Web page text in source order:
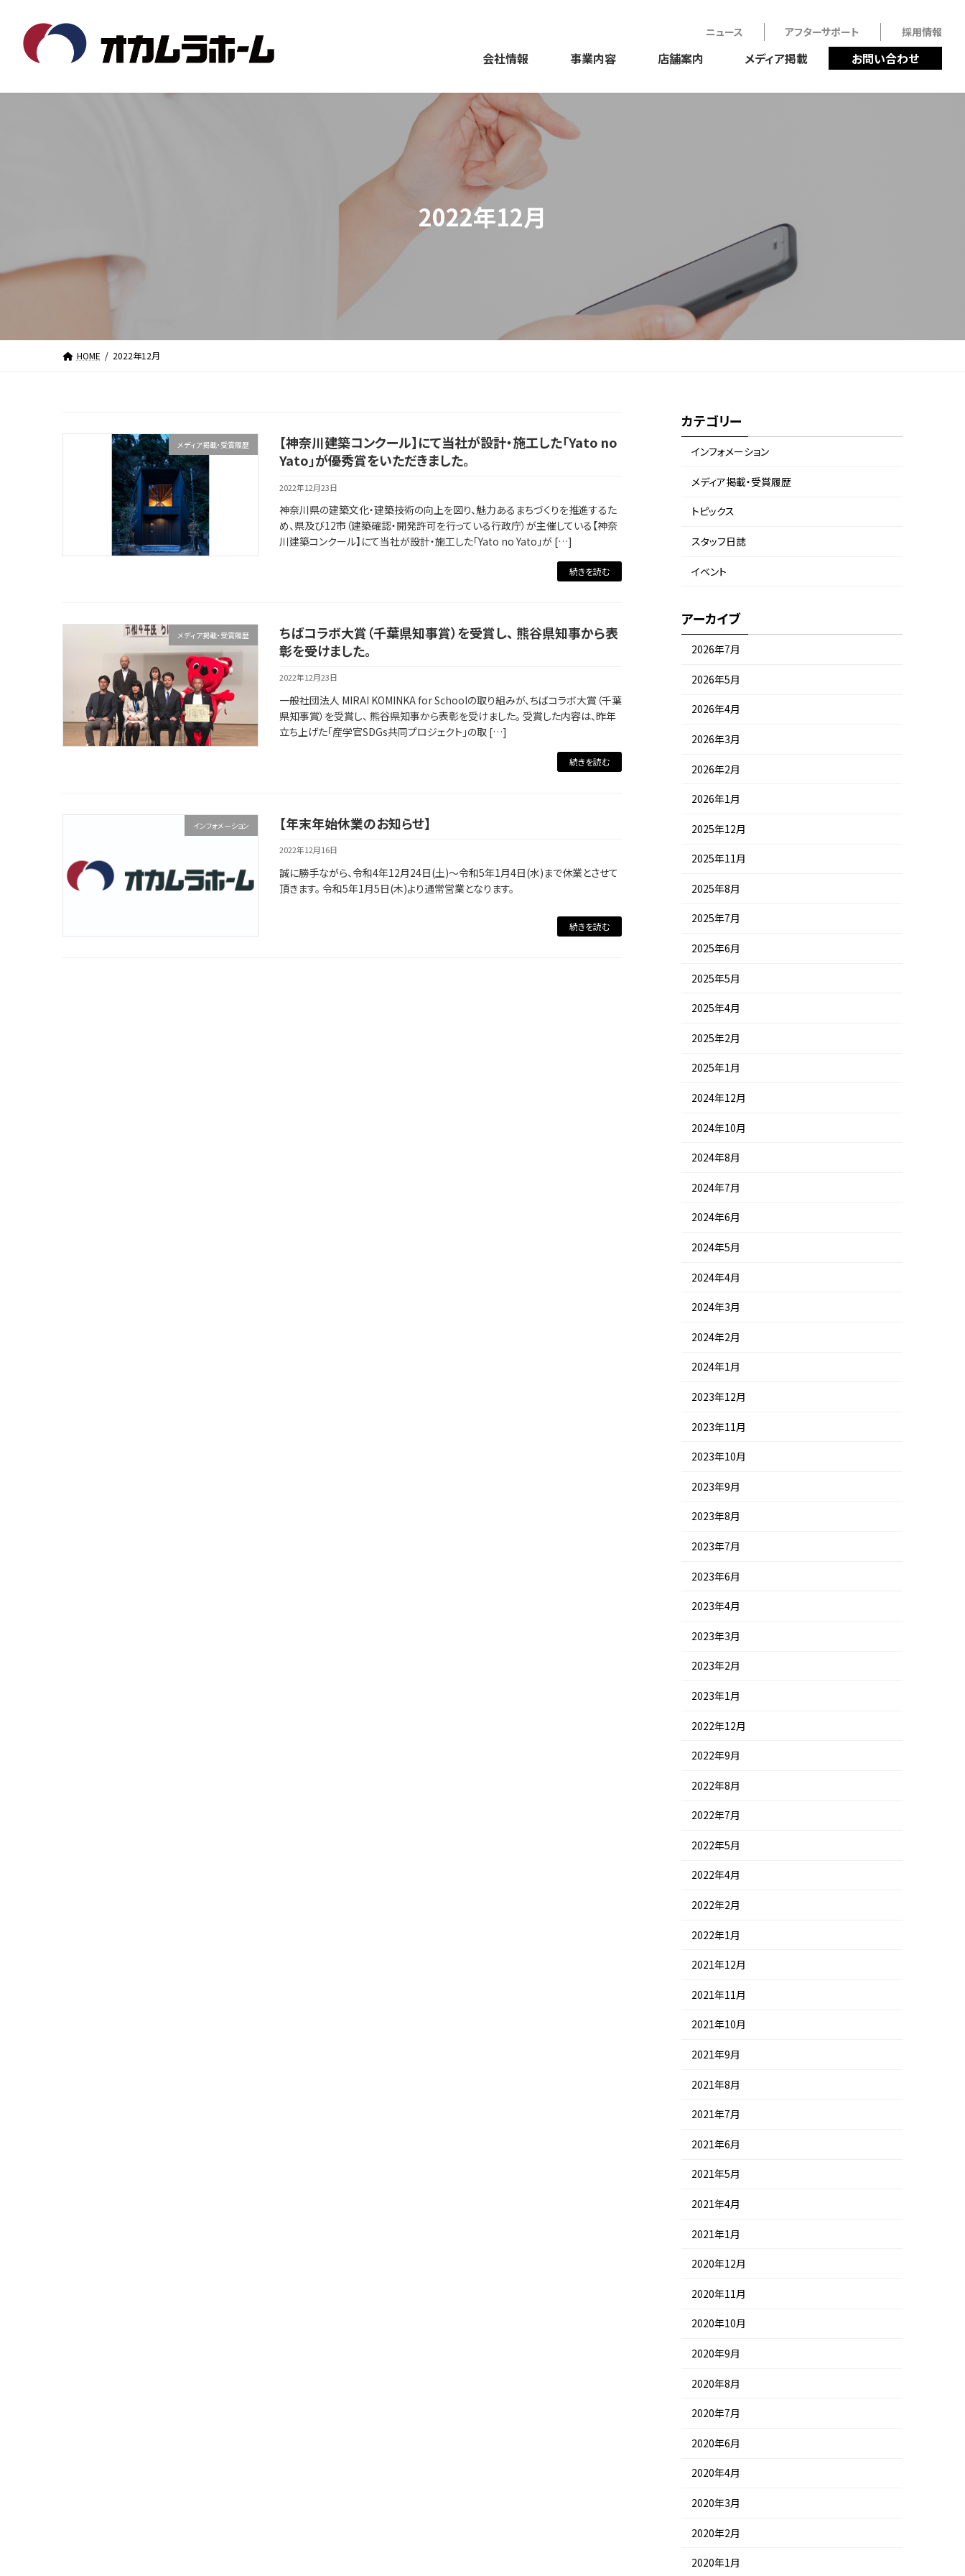
へ
ョ
ニュース アフターサポート 採用情報
会社情報 事業内容 店舗案内 メディア掲載 お問い合わせ
2022年12月
HOME 2022年12月
メディア掲載・受賞履歴
【神奈川建築コンクール】にて当社が設計・施工した「Yato no
Yato」が優秀賞をいただきました。
2022年12月23日
神奈川県の建築文化・建築技術の向上を図り、魅力あるまちづくりを推進するた
め、県及び12市（建築確認・開発許可を行っている行政庁）が主催している【神奈
川建築コンクール】にて当社が設計・施工した「Yato no Yato」が […]
続きを読む
メディア掲載・受賞履歴
ちばコラボ大賞（千葉県知事賞）を受賞し、 熊谷県知事から表
彰を受けました。
2022年12月23日
一般社団法人 MIRAI KOMINKA for Schoolの取り組みが、ちばコラボ大賞（千葉
県知事賞）を受賞し、 熊谷県知事から表彰を受けました。 受賞した内容は、昨年
立ち上げた「産学官SDGs共同プロジェクト」の取 […]
続きを読む
インフォメーション 【年末年始休業のお知らせ】
2022年12月16日
誠に勝手ながら、令和4年12月24日(土)～令和5年1月4日(水)まで休業とさせて
頂きます。 令和5年1月5日(木)より通常営業となります。
続きを読む
カテゴリー
インフォメーション
メディア掲載・受賞履歴
トピックス
スタッフ日誌
イベント
アーカイブ
2026年7月
2026年5月
2026年4月
2026年3月
2026年2月
2026年1月
2025年12月
2025年11月
2025年8月
2025年7月
2025年6月
2025年5月
2025年4月
2025年2月
2025年1月
2024年12月
2024年10月
2024年8月
2024年7月
2024年6月
2024年5月
2024年4月
2024年3月
2024年2月
2024年1月
2023年12月
2023年11月
2023年10月
2023年9月
2023年8月
2023年7月
2023年6月
2023年4月
2023年3月
2023年2月
2023年1月
2022年12月
2022年9月
2022年8月
2022年7月
2022年5月
2022年4月
2022年2月
2022年1月
2021年12月
2021年11月
2021年10月
2021年9月
2021年8月
2021年7月
2021年6月
2021年5月
2021年4月
2021年1月
2020年12月
2020年11月
2020年10月
2020年9月
2020年8月
2020年7月
2020年6月
2020年4月
2020年3月
2020年2月
2020年1月